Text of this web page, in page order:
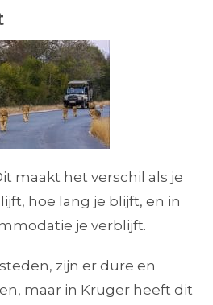
maakt het verschil als je
hoe lang je blijft, en in
je verblijft.
zijn er dure en
maar in Kruger heeft dit